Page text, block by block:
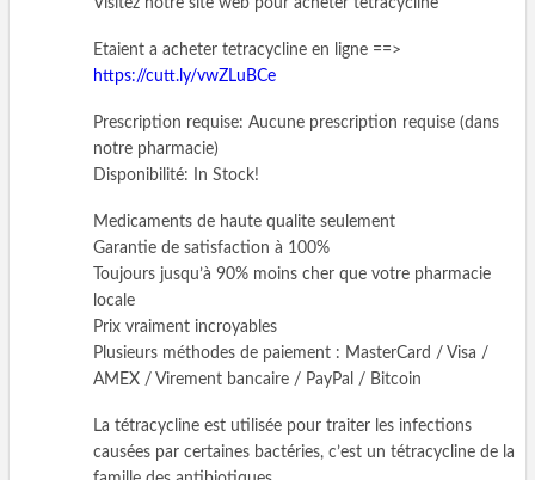
Visitez notre site web pour acheter tetracycline
Etaient a acheter tetracycline en ligne ==>
https://cutt.ly/vwZLuBCe
Prescription requise: Aucune prescription requise (dans
notre pharmacie)
Disponibilité: In Stock!
Medicaments de haute qualite seulement
Garantie de satisfaction à 100%
Toujours jusqu’à 90% moins cher que votre pharmacie
locale
Prix vraiment incroyables
Plusieurs méthodes de paiement : MasterCard / Visa /
AMEX / Virement bancaire / PayPal / Bitcoin
La tétracycline est utilisée pour traiter les infections
causées par certaines bactéries, c’est un tétracycline de la